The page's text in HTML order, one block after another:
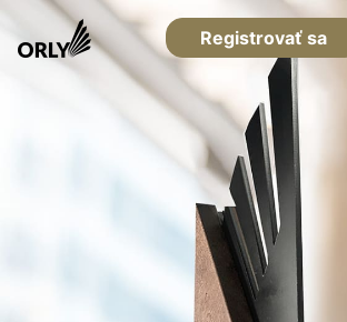
Registrovať sa